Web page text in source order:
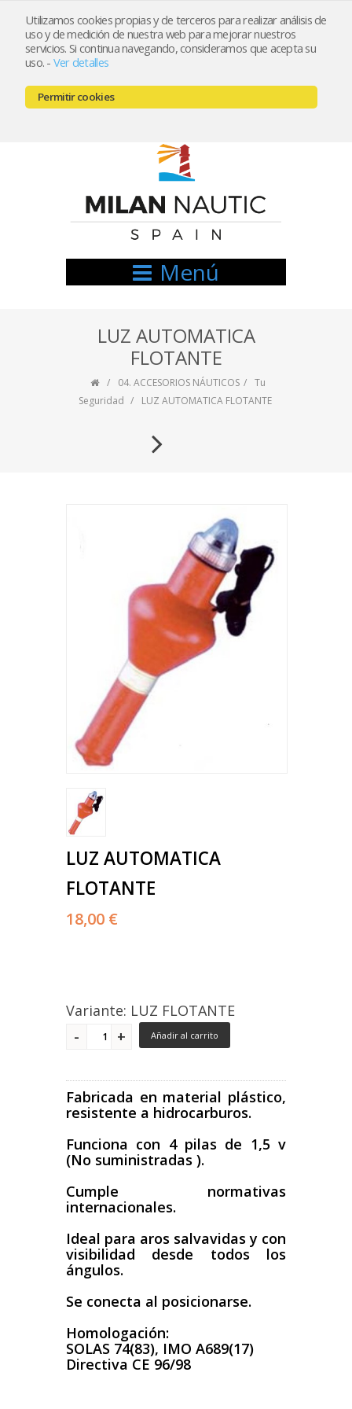
Utilizamos cookies propias y de terceros para realizar análisis de
uso y de medición de nuestra web para mejorar nuestros
servicios. Si continua navegando, consideramos que acepta su
uso. - Ver detalles
Permitir cookies
Registrarse Mi cuenta
666521122 // 654999333
Menú
LUZ AUTOMATICA
FLOTANTE
04. ACCESORIOS NÁUTICOS
Tu
Seguridad
LUZ AUTOMATICA FLOTANTE
LUZ AUTOMATICA
FLOTANTE
18,00 €
Variante: LUZ FLOTANTE
Añadir al carrito
Fabricada en material plástico,
resistente a hidrocarburos.
Funciona con 4 pilas de 1,5 v
(No suministradas ).
Cumple normativas
internacionales.
Ideal para aros salvavidas y con
visibilidad desde todos los
ángulos.
Se conecta al posicionarse.
Homologación:
SOLAS 74(83), IMO A689(17)
Directiva CE 96/98